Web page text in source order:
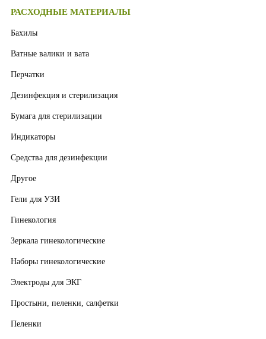
РАСХОДНЫЕ МАТЕРИАЛЫ
Бахилы
Ватные валики и вата
Перчатки
Дезинфекция и стерилизация
Бумага для стерилизации
Индикаторы
Средства для дезинфекции
Другое
Гели для УЗИ
Гинекология
Зеркала гинекологические
Наборы гинекологические
Электроды для ЭКГ
Простыни, пеленки, салфетки
Пеленки